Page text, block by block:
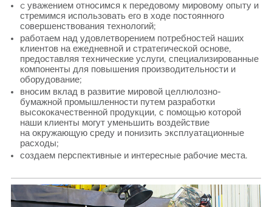
c уважением относимся к передовому мировому опыту и
стремимся использовать его в ходе постоянного
совершенствования технологий;
работаем над удовлетворением потребностей наших
клиентов на ежедневной и стратегической основе,
предоставляя технические услуги, специализированные
компоненты для повышения производительности и
оборудование;
вносим вклад в развитие мировой целлюлозно-
бумажной промышленности путем разработки
высококачественной продукции, с помощью которой
наши клиенты могут уменьшить воздействие
на окружающую среду и понизить эксплуатационные
расходы;
создаем перспективные и интересные рабочие места.